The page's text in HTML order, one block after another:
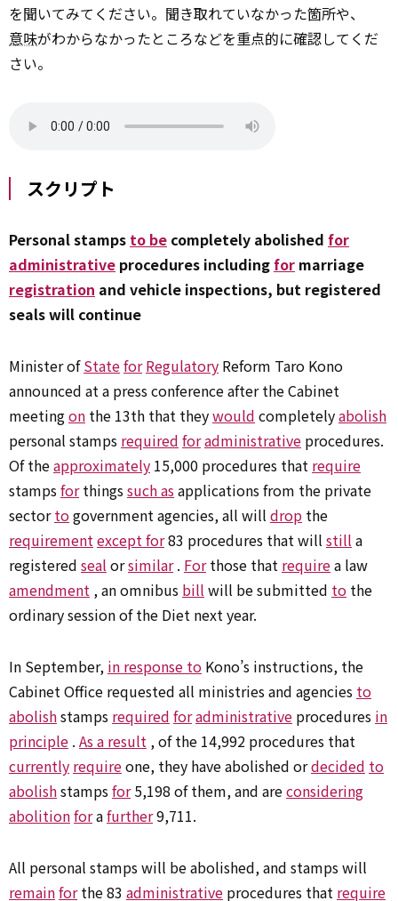
を聞いてみてください。聞き取れていなかった箇所や、
意味がわからなかったところなどを重点的に確認してくだ
さい。
スクリプト
Personal stamps to be completely abolished for
administrative procedures includingfor marriage
registration and vehicle inspections, but registered
seals will continue
Minister ofStatefor Regulatory Reform Taro Kono
announced at a press conference after the Cabinet
meetingon the 13th that theywould completelyabolish
personal stamps required foradministrative procedures.
Of theapproximately 15,000 procedures that require
stampsforthingssuch as applications from the private
sectortogovernment agencies, all will drop the
requirementexcept for83 procedures that will still a
registered seal orsimilar. Forthose that requirea law
amendment , an omnibus bill will be submitted to the
ordinary session of the Diet next year.
In September, in response to Kono’s instructions, the
Cabinet Office requested all ministries and agencies to
abolishstamps required foradministrative procedures in
principle . As a result , of the 14,992 procedures that
currently requireone, they have abolished ordecided to
abolishstampsfor5,198 of them, and areconsidering
abolitionforafurther9,711.
All personal stamps will be abolished, and stamps will
remainforthe 83 administrative procedures that require